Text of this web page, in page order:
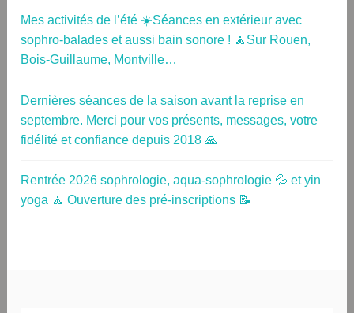
Mes activités de l’été ☀️Séances en extérieur avec
sophro-balades et aussi bain sonore ! 🧘Sur Rouen,
Bois-Guillaume, Montville…
Dernières séances de la saison avant la reprise en
septembre. Merci pour vos présents, messages, votre
fidélité et confiance depuis 2018 🙏
Rentrée 2026 sophrologie, aqua-sophrologie 💦 et yin
yoga 🧘 Ouverture des pré-inscriptions 📝